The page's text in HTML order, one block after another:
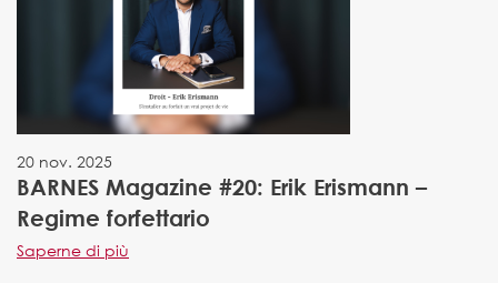
20 nov. 2025
BARNES Magazine #20: Erik Erismann –
Regime forfettario
Saperne di più